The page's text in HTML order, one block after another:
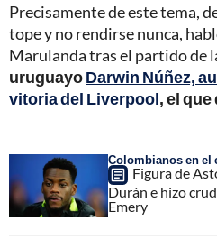
Precisamente de este tema,
tope y no rendirse nunca,
Marulanda tras el partido de
uruguayoDarwin Núñez,
vitoria del Liverpool, el
Colombianos en el
Figura de
Durán e hizo
Emery